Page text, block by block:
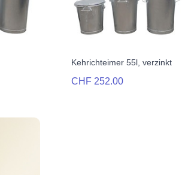
Kehrichteimer 55l, verzinkt
CHF 252.00